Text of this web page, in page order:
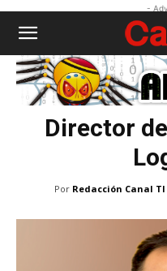
-
Director
Por Redacción Canal TI